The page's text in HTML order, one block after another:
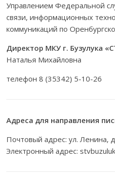
Управлением Федеральной
связи, информационных
коммуникаций по
Директор МКУ г. Бузулука
Наталья Михайловна
телефон 8 (35342) 5-10-26
Адреса для направления
Почтовый адрес: ул. Ленина,
Электронный адрес: